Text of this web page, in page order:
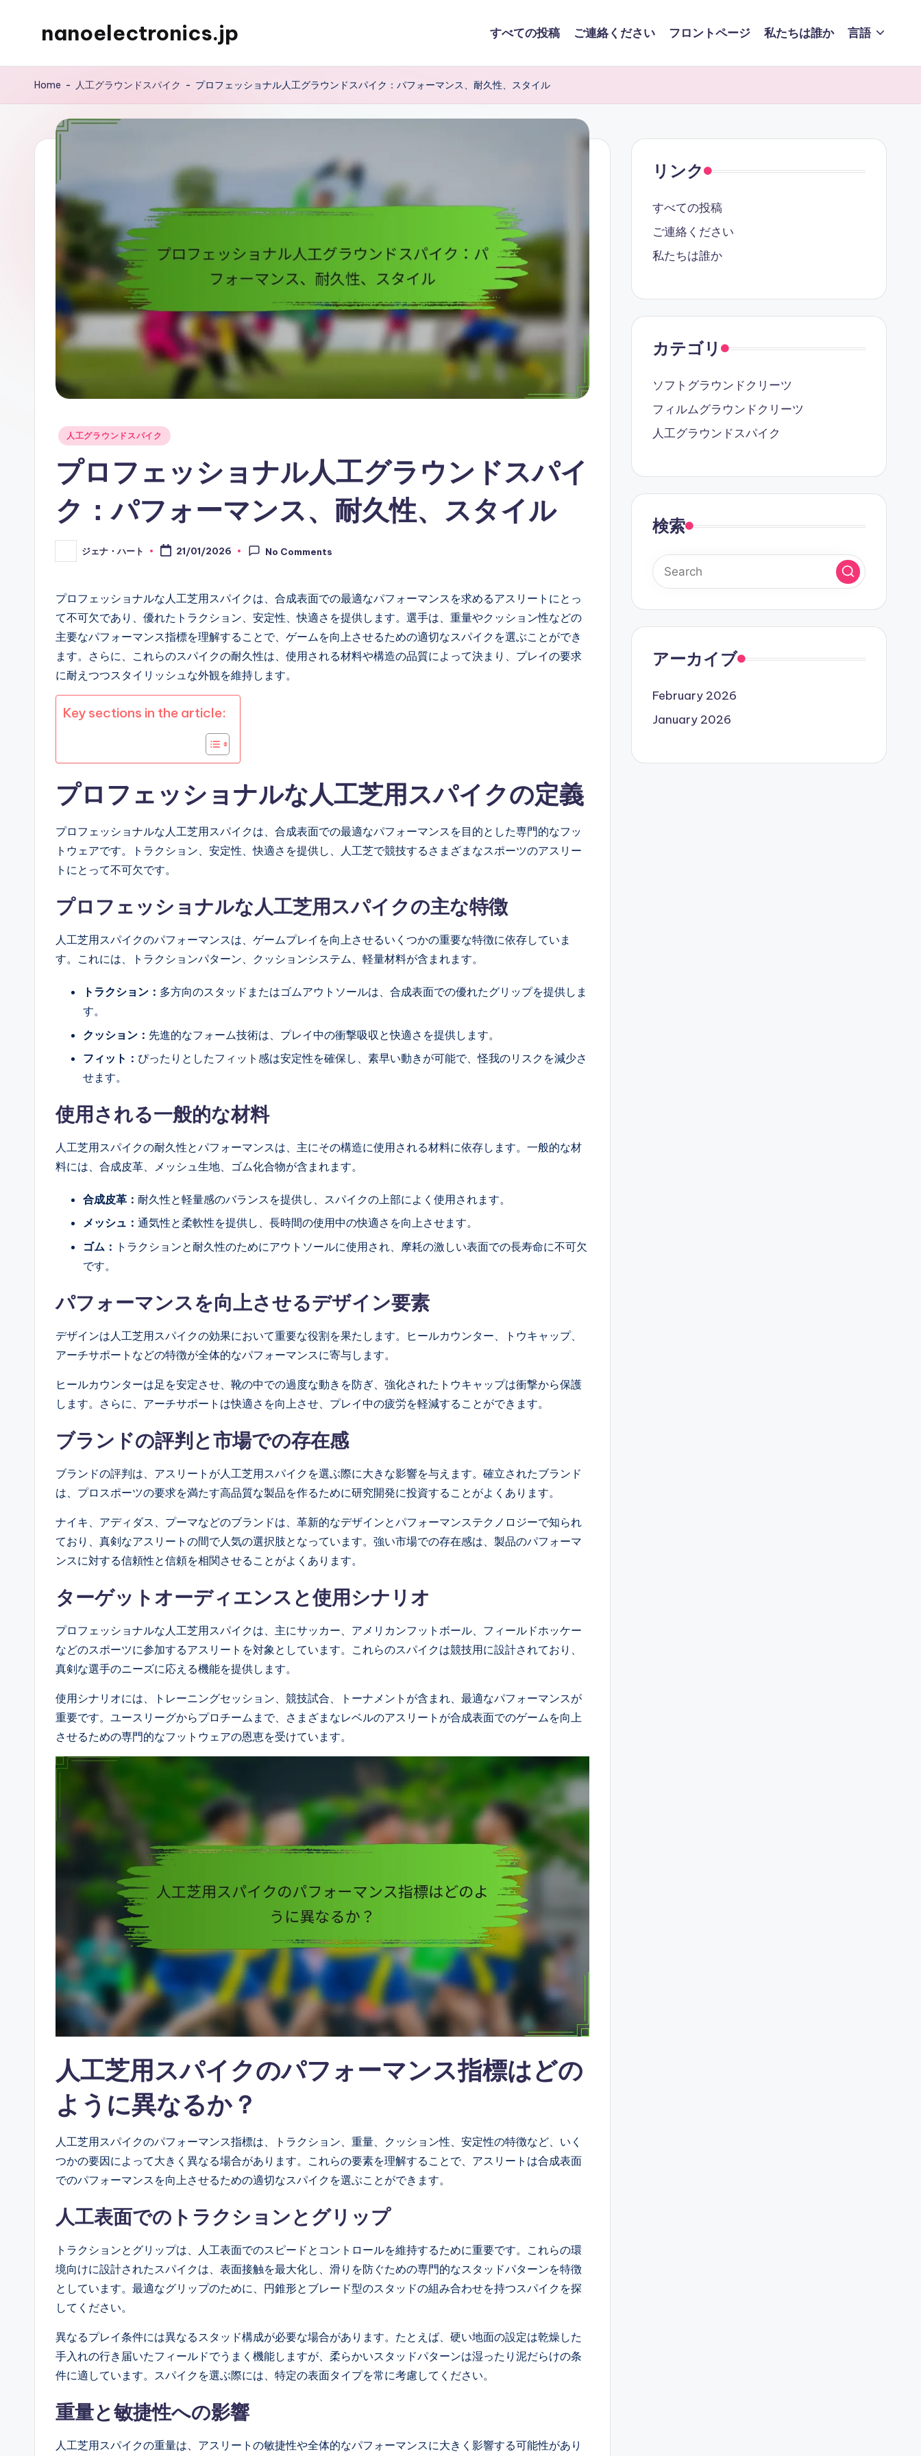
nanoelectronics.jp すべての投稿 ご連絡ください フロントページ 私たちは誰か 言語
Home - 人工グラウンドスパイク - プロフェッショナル人工グラウンドスパイク：パフォーマンス、耐久性、スタイル
Posted
人工グラウンドスパイク
プロフェッショナル人工グラウンドスパイ
ク：パフォーマンス、耐久性、スタイル
Posted
by
ジェナ・ハート 21/01/2026 No Comments
プロフェッショナルな人工芝用スパイクは、合成表面での最適なパフォーマンスを求めるアスリートにとっ
て不可欠であり、優れたトラクション、安定性、快適さを提供します。選手は、重量やクッション性などの
主要なパフォーマンス指標を理解することで、ゲームを向上させるための適切なスパイクを選ぶことができ
ます。さらに、これらのスパイクの耐久性は、使用される材料や構造の品質によって決まり、プレイの要求
に耐えつつスタイリッシュな外観を維持します。
Key sections in the article:
プロフェッショナルな人工芝用スパイクの定義
プロフェッショナルな人工芝用スパイクは、合成表面での最適なパフォーマンスを目的とした専門的なフッ
トウェアです。トラクション、安定性、快適さを提供し、人工芝で競技するさまざまなスポーツのアスリー
トにとって不可欠です。
プロフェッショナルな人工芝用スパイクの主な特徴
人工芝用スパイクのパフォーマンスは、ゲームプレイを向上させるいくつかの重要な特徴に依存していま
す。これには、トラクションパターン、クッションシステム、軽量材料が含まれます。
トラクション： 多方向のスタッドまたはゴムアウトソールは、合成表面での優れたグリップを提供しま
す。
クッション： 先進的なフォーム技術は、プレイ中の衝撃吸収と快適さを提供します。
フィット： ぴったりとしたフィット感は安定性を確保し、素早い動きが可能で、怪我のリスクを減少さ
せます。
使用される一般的な材料
人工芝用スパイクの耐久性とパフォーマンスは、主にその構造に使用される材料に依存します。一般的な材
料には、合成皮革、メッシュ生地、ゴム化合物が含まれます。
合成皮革： 耐久性と軽量感のバランスを提供し、スパイクの上部によく使用されます。
メッシュ： 通気性と柔軟性を提供し、長時間の使用中の快適さを向上させます。
ゴム： トラクションと耐久性のためにアウトソールに使用され、摩耗の激しい表面での長寿命に不可欠
です。
パフォーマンスを向上させるデザイン要素
デザインは人工芝用スパイクの効果において重要な役割を果たします。ヒールカウンター、トウキャップ、
アーチサポートなどの特徴が全体的なパフォーマンスに寄与します。
ヒールカウンターは足を安定させ、靴の中での過度な動きを防ぎ、強化されたトウキャップは衝撃から保護
します。さらに、アーチサポートは快適さを向上させ、プレイ中の疲労を軽減することができます。
ブランドの評判と市場での存在感
ブランドの評判は、アスリートが人工芝用スパイクを選ぶ際に大きな影響を与えます。確立されたブランド
は、プロスポーツの要求を満たす高品質な製品を作るために研究開発に投資することがよくあります。
ナイキ、アディダス、プーマなどのブランドは、革新的なデザインとパフォーマンステクノロジーで知られ
ており、真剣なアスリートの間で人気の選択肢となっています。強い市場での存在感は、製品のパフォーマ
ンスに対する信頼性と信頼を相関させることがよくあります。
ターゲットオーディエンスと使用シナリオ
プロフェッショナルな人工芝用スパイクは、主にサッカー、アメリカンフットボール、フィールドホッケー
などのスポーツに参加するアスリートを対象としています。これらのスパイクは競技用に設計されており、
真剣な選手のニーズに応える機能を提供します。
使用シナリオには、トレーニングセッション、競技試合、トーナメントが含まれ、最適なパフォーマンスが
重要です。ユースリーグからプロチームまで、さまざまなレベルのアスリートが合成表面でのゲームを向上
させるための専門的なフットウェアの恩恵を受けています。
人工芝用スパイクのパフォーマンス指標はどの
ように異なるか？
人工芝用スパイクのパフォーマンス指標は、トラクション、重量、クッション性、安定性の特徴など、いく
つかの要因によって大きく異なる場合があります。これらの要素を理解することで、アスリートは合成表面
でのパフォーマンスを向上させるための適切なスパイクを選ぶことができます。
人工表面でのトラクションとグリップ
トラクションとグリップは、人工表面でのスピードとコントロールを維持するために重要です。これらの環
境向けに設計されたスパイクは、表面接触を最大化し、滑りを防ぐための専門的なスタッドパターンを特徴
としています。最適なグリップのために、円錐形とブレード型のスタッドの組み合わせを持つスパイクを探
してください。
異なるプレイ条件には異なるスタッド構成が必要な場合があります。たとえば、硬い地面の設定は乾燥した
手入れの行き届いたフィールドでうまく機能しますが、柔らかいスタッドパターンは湿ったり泥だらけの条
件に適しています。スパイクを選ぶ際には、特定の表面タイプを常に考慮してください。
重量と敏捷性への影響
人工芝用スパイクの重量は、アスリートの敏捷性や全体的なパフォーマンスに大きく影響する可能性があり
リンク
すべての投稿
ご連絡ください
私たちは誰か
カテゴリ
ソフトグラウンドクリーツ
フィルムグラウンドクリーツ
人工グラウンドスパイク
検索
アーカイブ
February 2026
January 2026